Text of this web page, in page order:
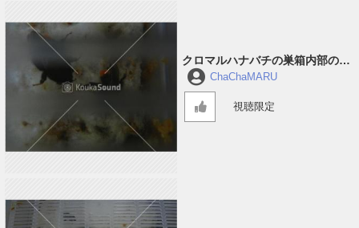
クロマルハナバチの巣箱内部の音
#3
ChaChaMARU
視聴限定